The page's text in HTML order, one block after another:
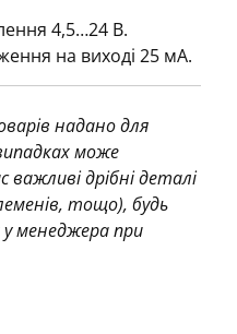
4,5…24 В.
на виході 25 мА.
надано для
може
важливі дрібні деталі
тощо), будь
менеджера при